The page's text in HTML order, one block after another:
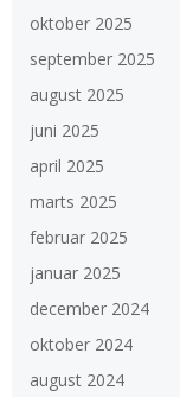
oktober 2025
september 2025
august 2025
juni 2025
april 2025
marts 2025
februar 2025
januar 2025
december 2024
oktober 2024
august 2024